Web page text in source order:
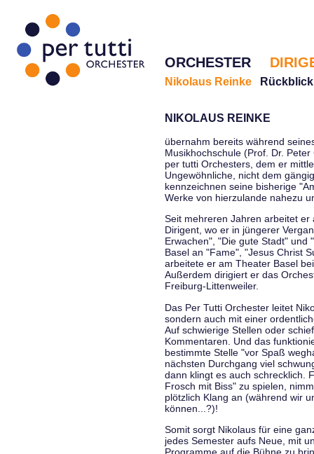
ORCHESTER
Nikolaus Reinke Rückblick
NIKOLAUS REINKE
übernahm bereits während
Musikhochschule (Prof. Dr.
per tutti Orchesters, dem er
Ungewöhnliche, nicht dem
kennzeichnen seine bisherige
Werke von hierzulande nahezu
Seit mehreren Jahren arbeitet
Dirigent, wo er in jüngerer
Erwachen", "Die gute Stadt" und
Basel an "Fame", "Jesus Christ
arbeitete er am Theater Basel
Außerdem dirigiert er das
Freiburg-Littenweiler.
Das Per Tutti Orchester leitet
sondern auch mit einer
Auf schwierige Stellen oder
Kommentaren. Und das
bestimmte Stelle "vor Spaß
nächsten Durchgang viel
dann klingt es auch schrecklich.
Frosch mit Biss" zu spielen,
plötzlich Klang an (während wir
können...?)!
Somit sorgt Nikolaus für eine
jedes Semester aufs Neue, mit